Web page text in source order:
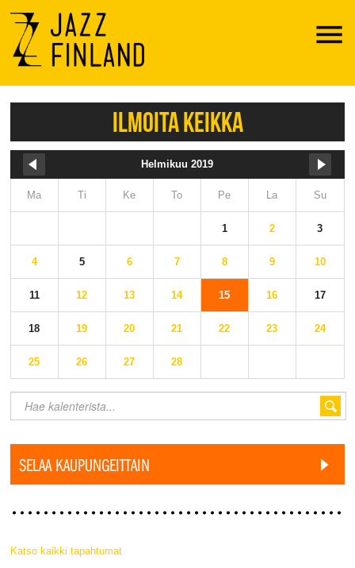
Menu
ILMOITA KEIKKA
Helmikuu 2019
Ma Ti Ke To Pe La Su
1 2 3
4 5 6 7 8 9 10
11 12 13 14 15 16 17
18 19 20 21 22 23 24
25 26 27 28
SELAA KAUPUNGEITTAIN
Katso kaikki tapahtumat